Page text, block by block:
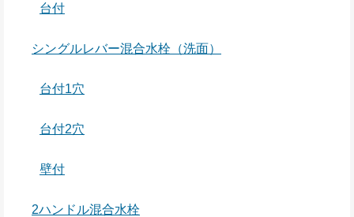
台付
シングルレバー混合水栓（洗面）
台付1穴
台付2穴
壁付
2ハンドル混合水栓